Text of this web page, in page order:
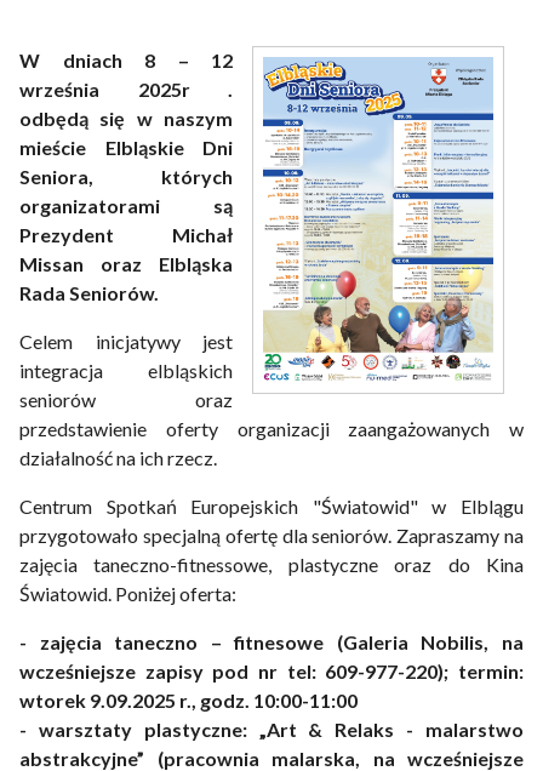
W dniach 8 – 12
września 2025r .
odbędą się w naszym
mieście Elbląskie Dni
Seniora, których
organizatorami są
Prezydent Michał
Missan oraz Elbląska
Rada Seniorów.
Celem inicjatywy jest
integracja elbląskich
seniorów oraz
przedstawienie oferty organizacji zaangażowanych w
działalność na ich rzecz.
Centrum Spotkań Europejskich "Światowid" w Elblągu
przygotowało specjalną ofertę dla seniorów. Zapraszamy na
zajęcia taneczno-fitnessowe, plastyczne oraz do Kina
Światowid. Poniżej oferta:
- zajęcia taneczno – fitnesowe (Galeria Nobilis, na
wcześniejsze zapisy pod nr tel: 609-977-220); termin:
wtorek 9.09.2025 r., godz. 10:00-11:00
- warsztaty plastyczne: „Art & Relaks - malarstwo
abstrakcyjne” (pracownia malarska, na wcześniejsze